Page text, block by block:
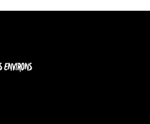
ENVIRONS